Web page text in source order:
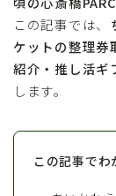
この記事では、
ケットの整理券
紹介・推し活ギ
します。
この記事でわ